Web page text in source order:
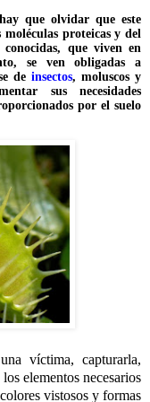
que olvidar que este
proteicas y del
conocidas, que viven en
se ven obligadas a
de insectos, moluscos y
sus necesidades
por el suelo
víctima, capturarla,
elementos necesarios
vistosos y formas